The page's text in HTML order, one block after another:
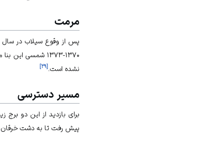
مرمت
پس از وقوع سیلاب در سال 1347ش، برج‌های خرقان توسط روستائیان محلی به‌شکل ابتدایی مرمت شد.
۱۳۷۰-۱۳۷۳ شمسی این بنا مرمت شد؛
نشده است. [۲۹]
مسیر دسترسی
برای بازدید از این دو برج
پیش رفت تا به دشت خرقان